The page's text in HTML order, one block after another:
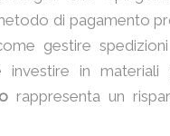
di pagamento
gestire
investire in materiali
rappresenta un